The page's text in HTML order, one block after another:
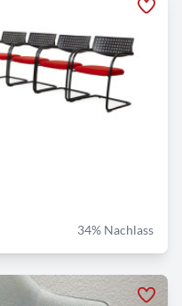
34% Nachlass